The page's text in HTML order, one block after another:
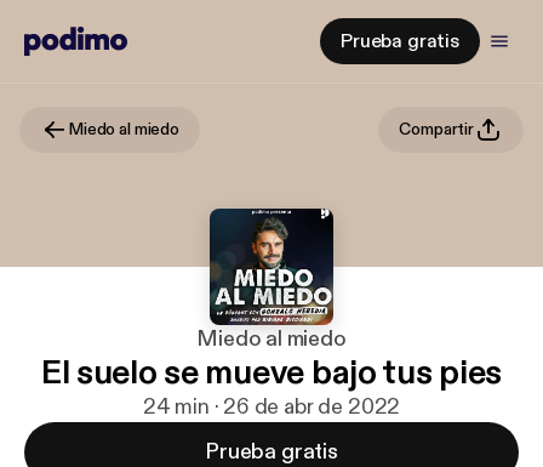
Prueba gratis
Miedo al miedo Compartir
Miedo al miedo
El suelo se mueve bajo tus pies
24 min · 26 de abr de 2022
Prueba gratis